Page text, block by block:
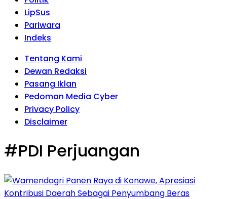
LipSus
Pariwara
Indeks
Tentang Kami
Dewan Redaksi
Pasang Iklan
Pedoman Media Cyber
Privacy Policy
Disclaimer
#PDI Perjuangan